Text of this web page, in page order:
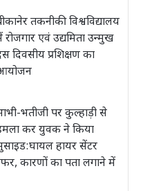
तकनीकी विश्वविद्यालय
रोजगार एवं उद्यमिता उन्मुख
दिवसीय प्रशिक्षण का
भतीजी पर कुल्हाड़ी से
कर युवक ने किया
हायर सेंटर
कारणों का पता लगाने में